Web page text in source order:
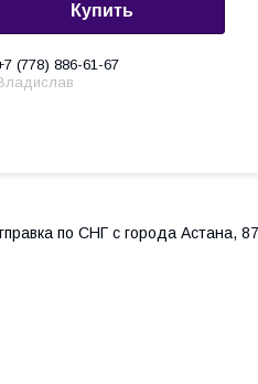
Купить
(778) 886-61-67
по СНГ с города Астана,